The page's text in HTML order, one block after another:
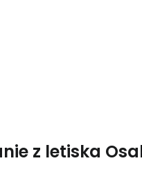
z letiska